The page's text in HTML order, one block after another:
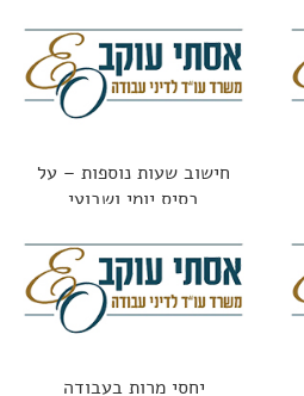
חישוב שעות נוספות – על
בסיס יומי ושבועי
יחסי מרות בעבודה